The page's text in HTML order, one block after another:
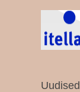
Uudised